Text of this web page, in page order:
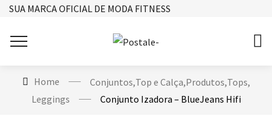
SUA MARCA OFICIAL DE MODA FITNESS
Home Conjuntos,Top e Calça,Produtos,Tops,
Leggings
Conjunto Izadora – BlueJeans Hifi